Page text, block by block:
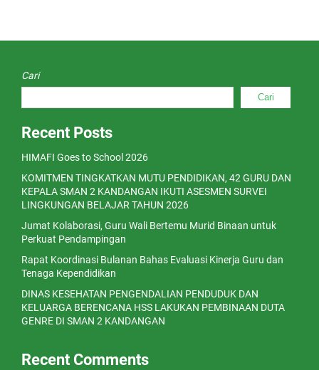
Cari
Cari
Recent Posts
HIMAFI Goes to School 2026
KOMITMEN TINGKATKAN MUTU PENDIDIKAN, 42 GURU DAN
KEPALA SMAN 2 KANDANGAN IKUTI ASESMEN SURVEI
LINGKUNGAN BELAJAR TAHUN 2026
Jumat Kolaborasi, Guru Wali Bertemu Murid Binaan untuk
Perkuat Pendampingan
Rapat Koordinasi Bulanan Bahas Evaluasi Kinerja Guru dan
Tenaga Kependidikan
DINAS KESEHATAN PENGENDALIAN PENDUDUK DAN
KELUARGA BERENCANA HSS LAKUKAN PEMBINAAN DUTA
GENRE DI SMAN 2 KANDANGAN
Recent Comments